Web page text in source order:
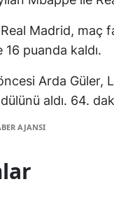
Madrid, maç
16 puanda kaldı.
Arda Güler,
aldı. 64.
AJANSI